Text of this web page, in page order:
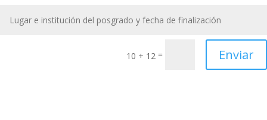
10 + 12 = Enviar